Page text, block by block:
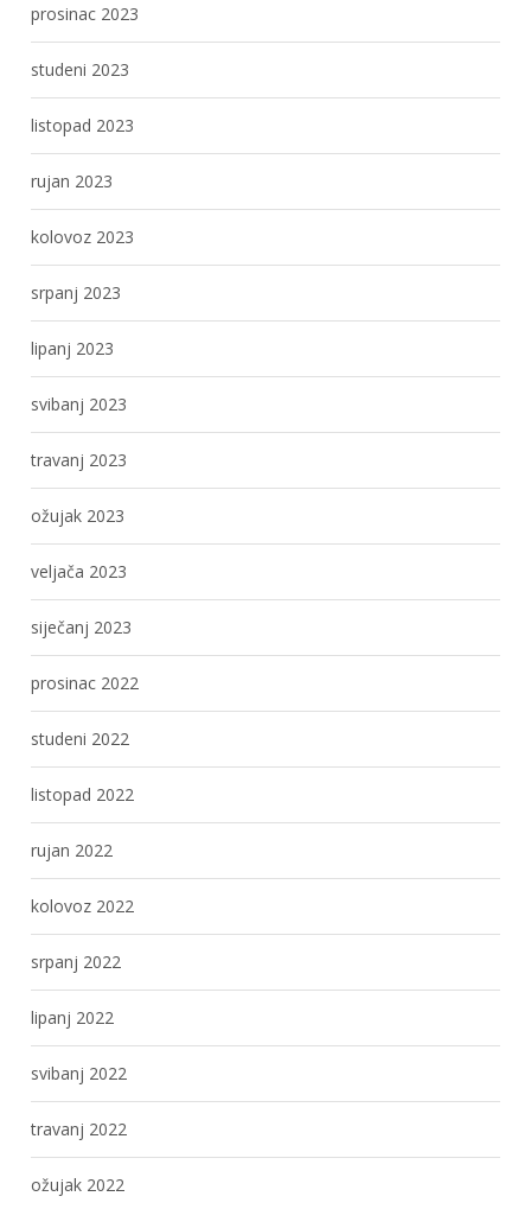
prosinac 2023
studeni 2023
listopad 2023
rujan 2023
kolovoz 2023
srpanj 2023
lipanj 2023
svibanj 2023
travanj 2023
ožujak 2023
veljača 2023
siječanj 2023
prosinac 2022
studeni 2022
listopad 2022
rujan 2022
kolovoz 2022
srpanj 2022
lipanj 2022
svibanj 2022
travanj 2022
ožujak 2022